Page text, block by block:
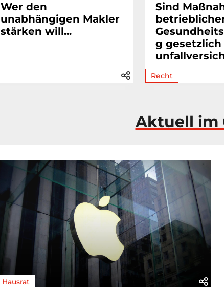
Wer den
unabhängigen Makler
stärken will...
Sind
g gesetzlich
Recht
Aktuell im
Hausrat